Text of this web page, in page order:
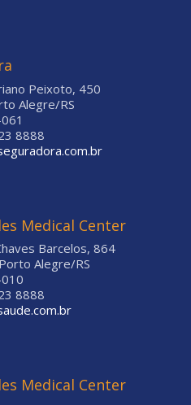
Peixoto, 450
Alegre/RS
8888
Medical Center
Barcelos, 864
Alegre/RS
8888
Medical Center